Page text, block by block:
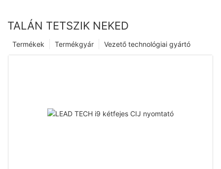
TALÁN TETSZIK NEKED
Vezető technológiai gyártó
Termékgyár
Termékek